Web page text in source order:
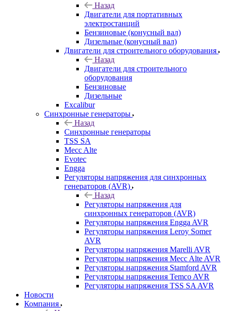
Назад
Двигатели для портативных
электростанций
Бензиновые (конусный вал)
Дизельные (конусный вал)
Двигатели для строительного оборудования
Назад
Двигатели для строительного
оборудования
Бензиновые
Дизельные
Excalibur
Синхронные генераторы
Назад
Синхронные генераторы
TSS SA
Mecc Alte
Evotec
Engga
Регуляторы напряжения для синхронных
генераторов (AVR)
Назад
Регуляторы напряжения для
синхронных генераторов (AVR)
Регуляторы напряжения Engga AVR
Регуляторы напряжения Leroy Somer
AVR
Регуляторы напряжения Marelli AVR
Регуляторы напряжения Mecc Alte AVR
Регуляторы напряжения Stamford AVR
Регуляторы напряжения Temco AVR
Регуляторы напряжения TSS SA AVR
Новости
Компания